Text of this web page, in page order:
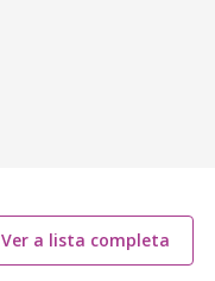
Ver a lista completa